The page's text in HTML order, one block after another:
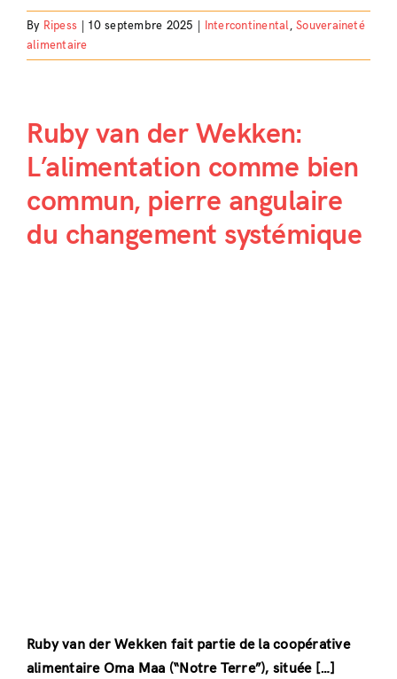
By Ripess 10 septembre 2025 Intercontinental,Souveraineté
alimentaire
Ruby van der Wekken:
L’alimentation comme bien
commun, pierre angulaire
du changement systémique
Ruby van der Wekken fait partie de la coopérative
alimentaire Oma Maa (“Notre Terre”), située […]